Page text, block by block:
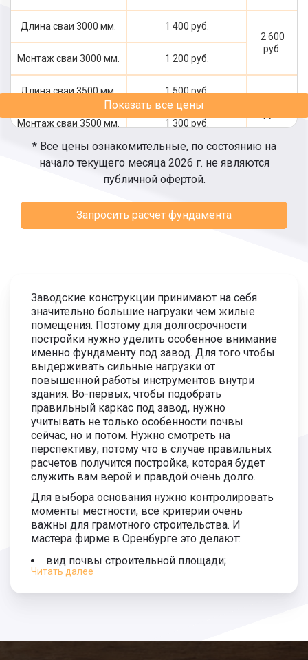
Длина сваи 3000 мм.
1 400 руб.
2 600
руб.
Монтаж сваи 3000 мм.
1 200 руб.
Длина сваи 3500 мм.
1 500 руб.
Монтаж сваи 3500 мм.
1 300 руб.
Длина сваи 4000 мм.
3 100
Монтаж сваи 4000 мм.
1 400 руб.
Длина сваи 4500 мм.
1 900 руб.
3 400
Монтаж сваи 5000 мм.
1 600 руб.
Длина сваи 5500 мм.
2 200 руб.
3 900
Монтаж сваи 5500 мм.
1 700 руб.
Длина сваи 6000 мм.
2 300 руб.
Монтаж сваи 6000 мм.
1 900 руб.
Показать все цены
* Все цены ознакомительные, по состоянию на
начало текущего месяца 2026 г. не являются
публичной офертой.
Запросить расчёт фундамента
Читать далее
Заводские конструкции принимают на себя
значительно большие нагрузки чем жилые
помещения. Поэтому для долгосрочности
постройки нужно уделить особенное внимание
именно фундаменту под завод. Для того чтобы
выдерживать сильные нагрузки от
повышенной работы инструментов внутри
здания. Во-первых, чтобы подобрать
правильный каркас под завод, нужно
учитывать не только особенности почвы
сейчас, но и потом. Нужно смотреть на
перспективу, потому что в случае правильных
расчетов получится постройка, которая будет
служить вам верой и правдой очень долго.
Для выбора основания нужно контролировать
моменты местности, все критерии очень
важны для грамотного строительства. И
мастера фирме в Оренбурге это делают:
вид почвы строительной площади;
показатели промерзания земли;
показатели подземных вод.
иметь презентабельный внешний вид.